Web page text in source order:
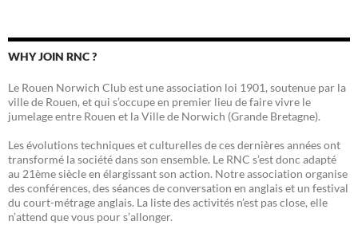
WHY JOIN RNC ?
Le Rouen Norwich Club est une association loi 1901, soutenue par la
ville de Rouen, et qui s’occupe en premier lieu de faire vivre le
jumelage entre Rouen et la Ville de Norwich (Grande Bretagne).
Les évolutions techniques et culturelles de ces dernières années ont
transformé la société dans son ensemble. Le RNC s’est donc adapté
au 21ème siècle en élargissant son action. Notre association organise
des conférences, des séances de conversation en anglais et un festival
du court-métrage anglais. La liste des activités n’est pas close, elle
n’attend que vous pour s’allonger.